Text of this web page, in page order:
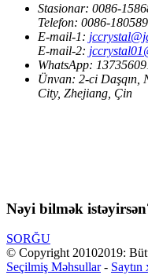
Stasionar: 0086-
Telefon: 0086-
E-mail-1:
E-mail-2:
WhatsApp:
Ünvan: 2-ci Daşqın,
City, Zhejiang, Çin
Nəyi bilmək
SORĞU
© Copyright 20102019:
Seçilmiş Məhsullar- Saytın